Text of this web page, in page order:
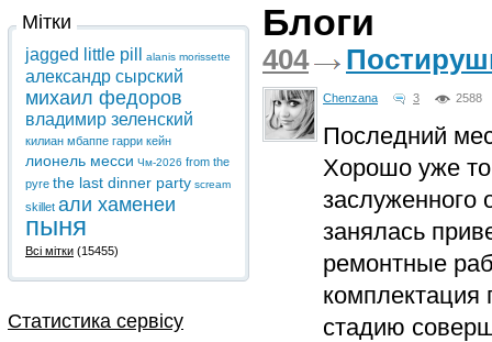
Блоги
404
Chenzana 3 2588
Последний
Хорошо уже
заслуженного
занялась
ремонтные
комплектация
стадию
Мітки
jagged little pill alanis morissette
александр сырский
михаил федоров
владимир зеленский
килиан мбаппе гарри кейн
лионель месси Чм-2026 from the
pyre the last dinner party scream
skillet али хаменеи
пыня
Всі мітки (15455)
Статистика сервісу